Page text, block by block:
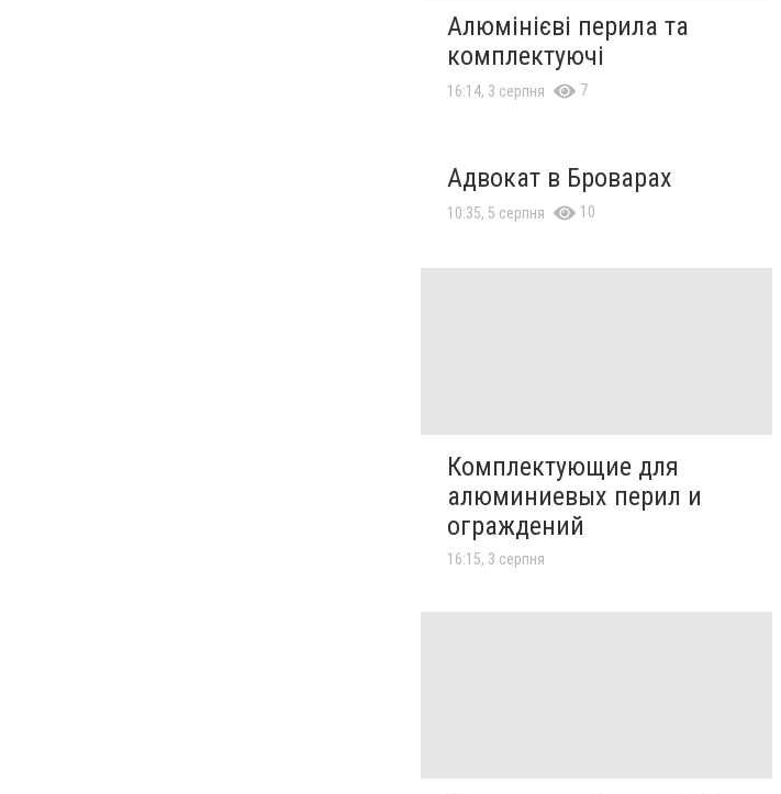
Алюмінієві перила та
комплектуючі
16:14, 3 серпня 7
Адвокат в Броварах
10:35, 5 серпня 10
Комплектующие для
алюминиевых перил и
ограждений
16:15, 3 серпня